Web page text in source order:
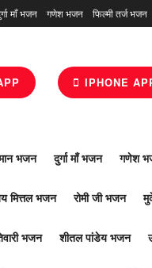
माँ भजन गणेश भजन फिल्मी तर्ज भजन
IPHONE
भजन दुर्गा माँ भजन गणेश
मित्तल भजन रोमी जी भजन
भजन शीतल पांडेय भजन